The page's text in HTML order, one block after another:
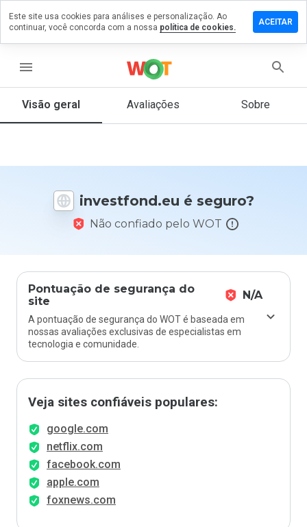
menu
Visão geral Avaliações Sobre
investfond.eu é seguro?
Não confiado pelo WOT
Pontuação de segurança do
site
N/A
A pontuação de segurança do WOT é baseada em
nossas avaliações exclusivas de especialistas em
tecnologia e comunidade.
Veja sites confiáveis populares:
google.com
netflix.com
facebook.com
apple.com
foxnews.com
um
que
Este site usa cookies para análises e personalização. Ao
continuar, você concorda com a nossa política de cookies.
ACEITAR